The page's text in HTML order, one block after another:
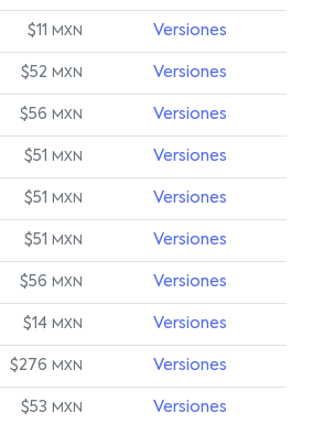
$11 MXN Versiones
$52 MXN Versiones
$56 MXN Versiones
$51 MXN Versiones
$51 MXN Versiones
$51 MXN Versiones
$56 MXN Versiones
$14 MXN Versiones
$276 MXN Versiones
$53 MXN Versiones